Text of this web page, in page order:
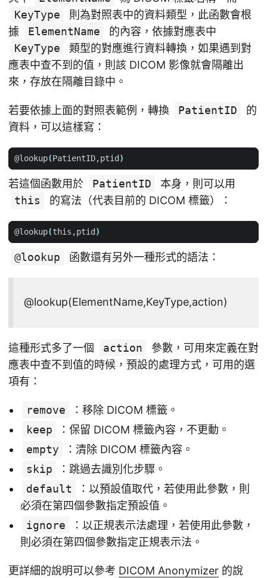
KeyType
則為對照表中的資料類型，此函數會根
據
ElementName
的內容，依據對應表中
KeyType
類型的對應進行資料轉換，如果遇到對
應表中查不到的值，則該 DICOM 影像就會隔離出
來，存放在隔離目錄中。
若要依據上面的對照表範例，轉換 PatientID
的
資料，可以這樣寫：
@lookup(PatientID,ptid )
若這個函數用於 PatientID
本身，則可以用
this
的寫法（代表目前的 DICOM 標籤）：
@lookup(this,ptid )
@lookup 函數還有另外一種形式的語法：
@lookup(ElementName,KeyType,action)
這種形式多了一個 action
參數，可用來定義在對
應表中查不到值的時候，預設的處理方式，可用的選
項有：
remove
：移除 DICOM 標籤。
keep
：保留 DICOM 標籤內容，不更動。
empty
：清除 DICOM 標籤內容。
skip
：跳過去識別化步驟。
default
：以預設值取代，若使用此參數，則
必須在第四個參數指定預設值。
ignore
：以正規表示法處理，若使用此參數，
則必須在第四個參數指定正規表示法。
更詳細的說明可以參考 DICOM Anonymizer 的說